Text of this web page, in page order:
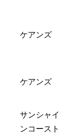
ケアンズ
ケアンズ
サンシャイ
ンコースト